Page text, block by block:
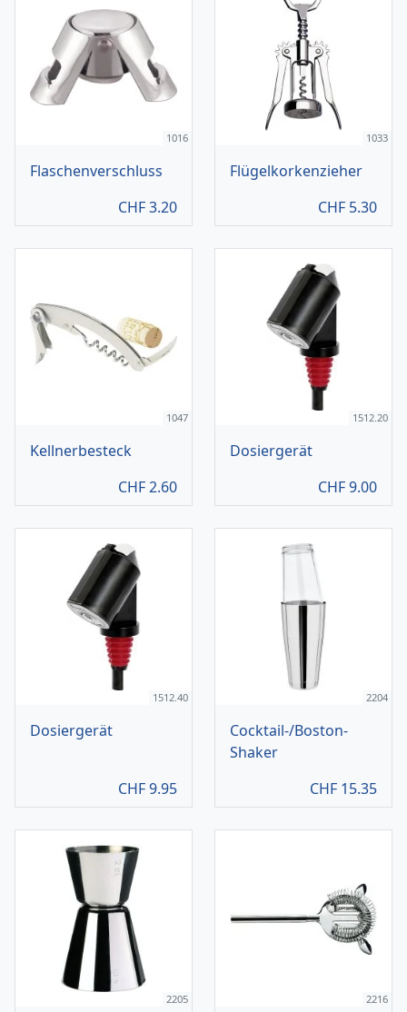
1016
Flaschenverschluss
CHF3.20
1033
Flügelkorkenzieher
CHF 5.30
1047
Kellnerbesteck
CHF2.60
1512.20
Dosiergerät
CHF9.00
1512.40
Dosiergerät
CHF9.95
2204
Cocktail-/Boston-
Shaker
CHF 15.35
2205 2216